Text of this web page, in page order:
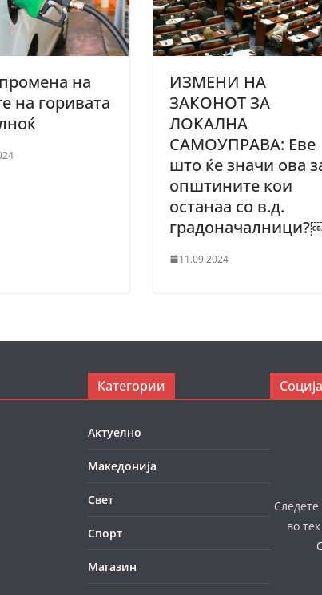
на
на горивата
ИЗМЕНИ НА
ЗАКОНОТ ЗА
ЛОКАЛНА
САМОУПРАВА: Еве
што ќе значи ова
општините кои
останаа со в.д.
11.09.2024
Категории
Актуелно
Македонија
Свет
Спорт
Магазин
Следете
во